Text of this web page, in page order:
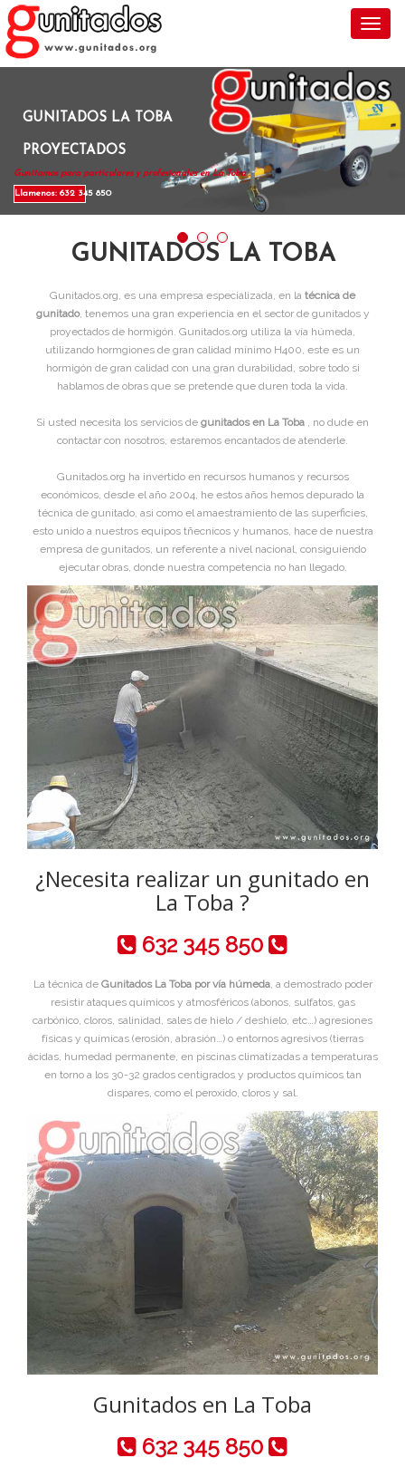
GUNITADOS LA TOBA
PROYECTADOS
Gunitamos para particulares y profesionales en La Toba .
Llamenos: 632 345 850
GUNITADOS LA TOBA
Gunitados.org, es una empresa especializada, en la técnica de
gunitado, tenemos una gran experiencia en el sector de gunitados y
proyectados de hormigón. Gunitados.org utiliza la vía húmeda,
utilizando hormgiones de gran calidad mínimo H400, este es un
hormigón de gran calidad con una gran durabilidad, sobre todo si
hablamos de obras que se pretende que duren toda la vida.
Si usted necesita los servicios de gunitados en La Toba , no dude en
contactar con nosotros, estaremos encantados de atenderle.
Gunitados.org ha invertido en recursos humanos y recursos
económicos, desde el año 2004, he estos años hemos depurado la
técnica de gunitado, asi como el amaestramiento de las superficies,
esto unido a nuestros equipos tñecnicos y humanos, hace de nuestra
empresa de gunitados, un referente a nivel nacional, consiguiendo
ejecutar obras, donde nuestra competencia no han llegado.
¿Necesita realizar un gunitado en
La Toba ?
632 345 850
La técnica de Gunitados La Toba por vía húmeda, a demostrado poder
resistir ataques químicos y atmosféricos (abonos, sulfatos, gas
carbónico, cloros, salinidad, sales de hielo / deshielo, etc…) agresiones
físicas y químicas (erosión, abrasión…) o entornos agresivos (tierras
ácidas, humedad permanente, en piscinas climatizadas a temperaturas
en torno a los 30-32 grados centigrados y productos químicos tan
dispares, como el peroxido, cloros y sal.
Gunitados en La Toba
632 345 850